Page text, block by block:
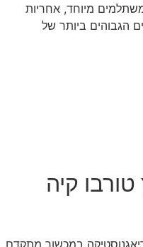
מיוחד, אחריות
הגבוהים ביותר של
קיה